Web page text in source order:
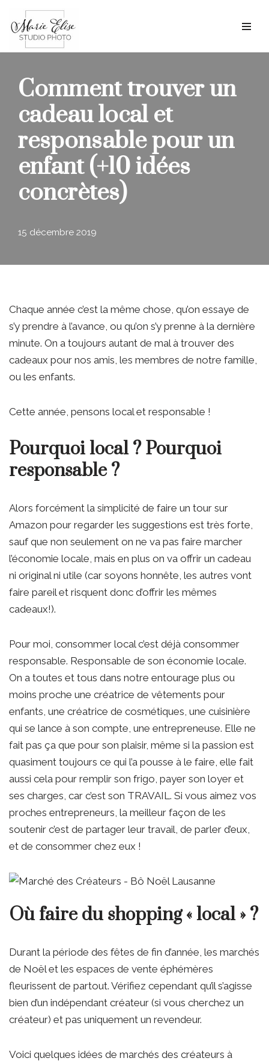
Aller
au
Comment trouver un
cadeau local et
responsable pour un
enfant (+10 idées
concrètes)
15 décembre 2019
Chaque année c’est la même chose, qu’on essaye de
s’y prendre à l’avance, ou qu’on s’y prenne à la dernière
minute. On a toujours autant de mal à trouver des
cadeaux pour nos amis, les membres de notre famille,
ou les enfants.
Cette année, pensons local et responsable !
Pourquoi local ? Pourquoi
responsable ?
Alors forcément la simplicité de faire un tour sur
Amazon pour regarder les suggestions est très forte,
sauf que non seulement on ne va pas faire marcher
l’économie locale, mais en plus on va offrir un cadeau
ni original ni utile (car soyons honnête, les autres vont
faire pareil et risquent donc d’offrir les mêmes
cadeaux!).
Pour moi, consommer local c’est déjà consommer
responsable. Responsable de son économie locale.
On a toutes et tous dans notre entourage plus ou
moins proche une créatrice de vêtements pour
enfants, une créatrice de cosmétiques, une cuisinière
qui se lance à son compte, une entrepreneuse. Elle ne
fait pas ça que pour son plaisir, même si la passion est
quasiment toujours ce qui l’a pousse à le faire, elle fait
aussi cela pour remplir son frigo, payer son loyer et
ses charges, car c’est son TRAVAIL. Si vous aimez vos
proches entrepreneurs, la meilleur façon de les
soutenir c’est de partager leur travail, de parler d’eux,
et de consommer chez eux !
Où faire du shopping « local » ?
Durant la période des fêtes de fin d’année, les marchés
de Noël et les espaces de vente éphémères
fleurissent de partout. Vérifiez cependant qu’il s’agisse
bien d’un indépendant créateur (si vous cherchez un
créateur) et pas uniquement un revendeur.
Voici quelques idées de marchés des créateurs à